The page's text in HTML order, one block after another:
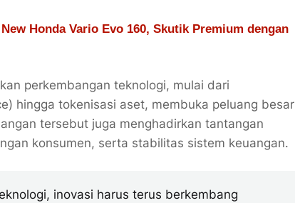
Honda Vario Evo 160, Skutik Premium dengan
perkembangan teknologi, mulai dari
hingga tokenisasi aset, membuka peluang besar
tersebut juga menghadirkan tantangan
konsumen, serta stabilitas sistem keuangan.
inovasi harus terus berkembang